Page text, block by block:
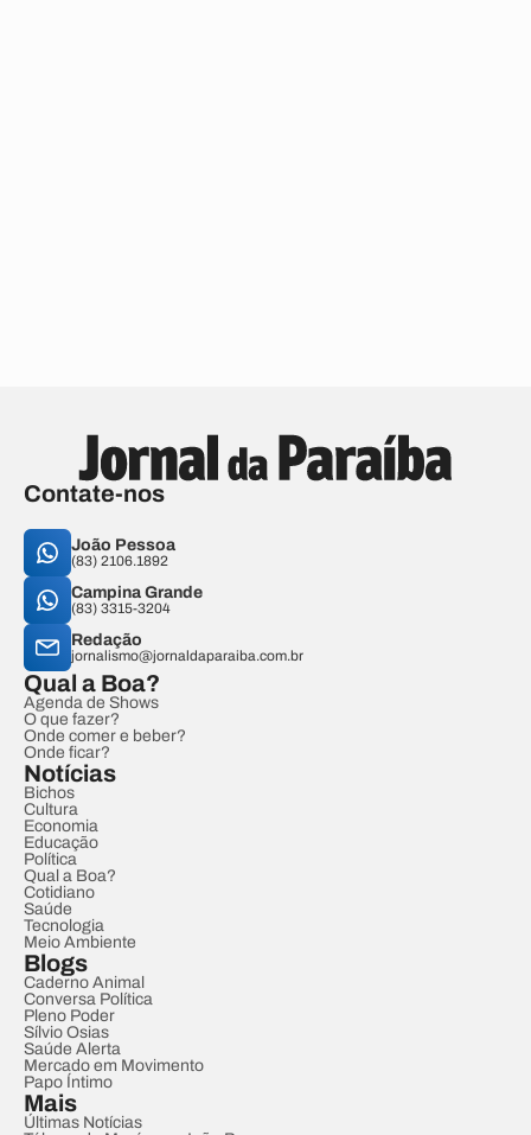
Contate-nos
João Pessoa
(83) 2106.1892
Campina Grande
(83) 3315-3204
Redação
jornalismo@jornaldaparaiba.com.br
Qual a Boa?
Agenda de Shows
O que fazer?
Onde comer e beber?
Onde ficar?
Notícias
Bichos
Cultura
Economia
Educação
Política
Qual a Boa?
Cotidiano
Saúde
Tecnologia
Meio Ambiente
Blogs
Caderno Animal
Conversa Política
Pleno Poder
Sílvio Osias
Saúde Alerta
Mercado em Movimento
Papo Íntimo
Mais
Últimas Notícias